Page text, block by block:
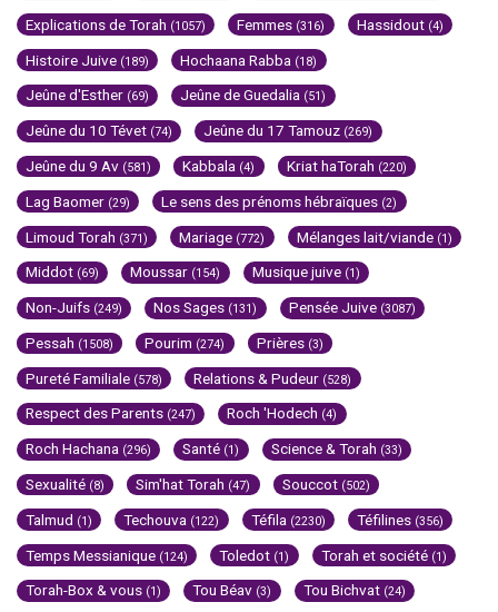
Explications de Torah (1057) Femmes (316) Hassidout (4)
Histoire Juive (189) Hochaana Rabba (18)
Jeûne d'Esther (69) Jeûne de Guedalia (51)
Jeûne du 10 Tévet (74) Jeûne du 17 Tamouz (269)
Jeûne du 9 Av (581) Kabbala (4) Kriat haTorah (220)
Lag Baomer (29) Le sens des prénoms hébraïques (2)
Limoud Torah (371) Mariage (772) Mélanges lait/viande (1)
Middot (69) Moussar (154) Musique juive (1)
Non-Juifs (249) Nos Sages (131) Pensée Juive (3087)
Pessah (1508) Pourim (274) Prières (3)
Pureté Familiale (578) Relations & Pudeur (528)
Respect des Parents (247) Roch 'Hodech (4)
Roch Hachana (296) Santé (1) Science & Torah (33)
Sexualité (8) Sim'hat Torah (47) Souccot (502)
Talmud (1) Techouva (122) Téfila (2230) Téfilines (356)
Temps Messianique (124) Toledot (1) Torah et société (1)
Torah-Box & vous (1) Tou Béav (3) Tou Bichvat (24)